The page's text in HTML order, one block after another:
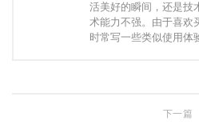
活美好的瞬间，还是技
术能力不强。由于喜欢
时常写一些类似使用体
下一篇